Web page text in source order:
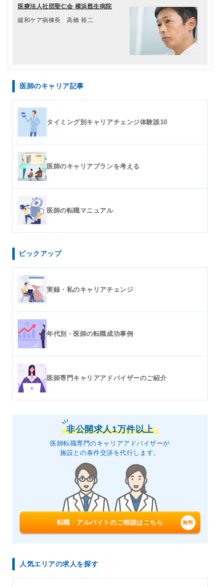
医療法人社団聖仁会 横浜甦生病院
緩和ケア病棟長 高橋 裕二
医師のキャリア記事
タイミング別キャリアチェンジ体験談10
医師のキャリアプランを考える
医師の転職マニュアル
ピックアップ
実録・私のキャリアチェンジ
年代別・医師の転職成功事例
医師専門キャリアアドバイザーのご紹介
非公開求人1万件以上
医師転職専門のキャリアアドバイザーが
施設との条件交渉を代行します。
転職・アルバイトのご相談はこちら
人気エリアの求人を探す